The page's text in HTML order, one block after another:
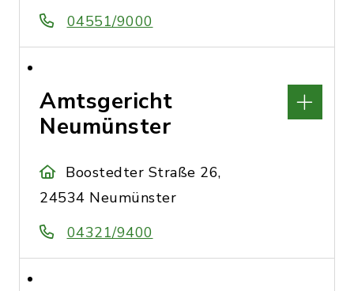
04551/9000
Amtsgericht
Neumünster
Boostedter Straße 26,
24534 Neumünster
04321/9400